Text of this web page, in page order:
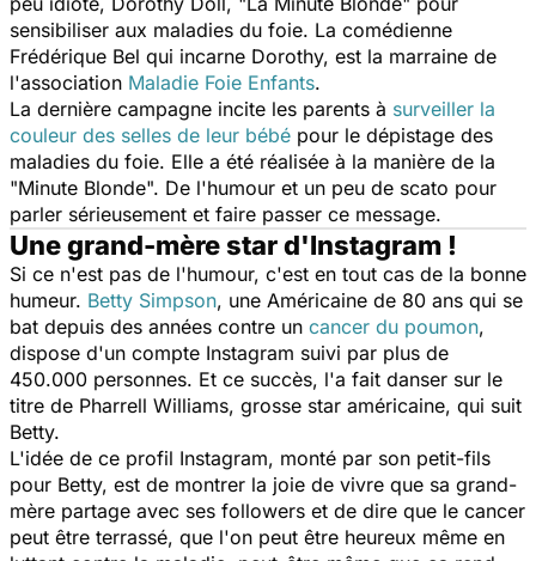
sensibiliser aux maladies du foie. La comédienne
Frédérique Bel qui incarne Dorothy, est la marraine de
l'association Maladie Foie Enfants.
La dernière campagne incite les parents à surveiller la
couleur des selles de leur bébé pour le dépistage des
maladies du foie. Elle a été réalisée à la manière de la
"Minute Blonde". De l'humour et un peu de scato pour
parler sérieusement et faire passer ce message.
Une grand-mère star d'Instagram !
Si ce n'est pas de l'humour, c'est en tout cas de la bonne
humeur. Betty Simpson, une Américaine de 80 ans qui se
bat depuis des années contre un cancer du poumon,
dispose d'un compte Instagram suivi par plus de
450.000 personnes. Et ce succès, l'a fait danser sur le
titre de Pharrell Williams, grosse star américaine, qui suit
Betty.
L'idée de ce profil Instagram, monté par son petit-fils
pour Betty, est de montrer la joie de vivre que sa grand-
mère partage avec ses followers et de dire que le cancer
peut être terrassé, que l'on peut être heureux même en